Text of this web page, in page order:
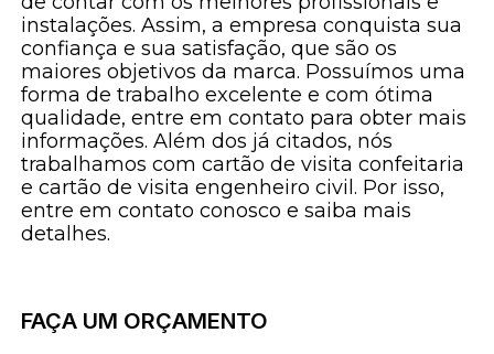
instalações. Assim, a empresa conquista sua
confiança e sua satisfação, que são os
maiores objetivos da marca. Possuímos uma
forma de trabalho excelente e com ótima
qualidade, entre em contato para obter mais
informações. Além dos já citados, nós
trabalhamos com cartão de visita confeitaria
e cartão de visita engenheiro civil. Por isso,
entre em contato conosco e saiba mais
detalhes.
FAÇA UM ORÇAMENTO